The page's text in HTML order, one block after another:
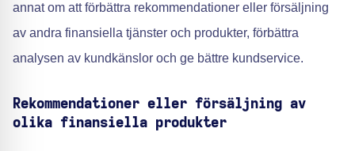
annat om att förbättra rekommendationer eller försäljning
av andra finansiella tjänster och produkter, förbättra
analysen av kundkänslor och ge bättre kundservice.
Rekommendationer eller försäljning av
olika finansiella produkter